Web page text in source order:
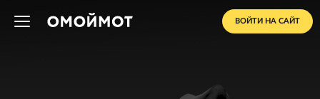
ВОЙТИ НА САЙТ